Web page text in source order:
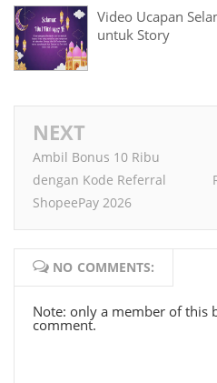
Video Ucapan
untuk Story
NEXT
Ambil Bonus 10 Ribu
dengan Kode Referral
ShopeePay 2026
NO COMMENTS:
Note: only a member of this
comment.